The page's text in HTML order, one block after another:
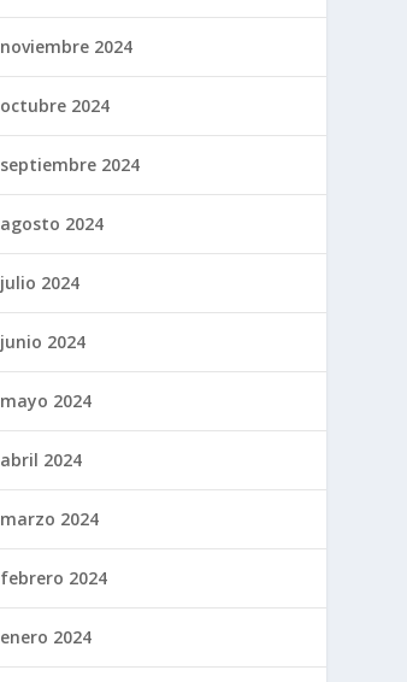
noviembre 2024
octubre 2024
septiembre 2024
agosto 2024
julio 2024
junio 2024
mayo 2024
abril 2024
marzo 2024
febrero 2024
enero 2024